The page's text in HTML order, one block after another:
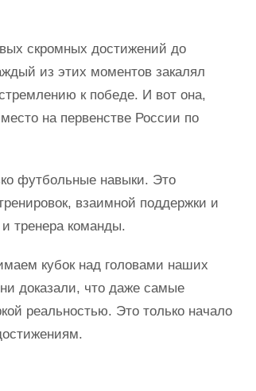
скромных достижений до
из этих моментов закалял
к победе. И вот она,
на первенстве России по
футбольные навыки. Это
взаимной поддержки и
и тренера команды.
кубок над головами наших
доказали, что даже самые
реальностью. Это только начало